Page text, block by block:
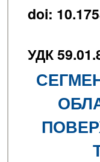
doi:
УДК